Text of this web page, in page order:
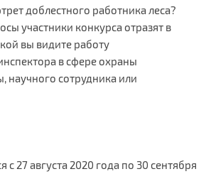
доблестного работника леса?
участники конкурса отразят в
вы видите работу
в сфере охраны
сотрудника или
с 27 августа 2020 года по 30 сентября